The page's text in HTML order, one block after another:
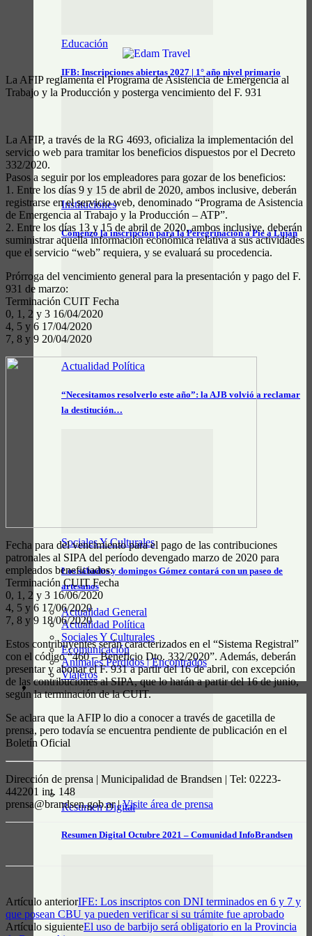
Educación
IFB: Inscripciones abiertas 2027 | 1° año nivel primario
Instituciones
Comenzó la inscripción para la Peregrinación a Pie a Luján
Actualidad Política
“Necesitamos resolverlo este año”: la AJB volvió a reclamar
la destitución…
Sociales Y Culturales
Los sábados y domingos Gómez contará con un paseo de
artesanos
Actualidad General
Actualidad Política
Sociales Y Culturales
Ecomunicación
Animales Perdidos | Encontrados
Viajeros
RESUMEN DIGITAL
Resumen Digital
Resumen Digital Octubre 2021 – Comunidad InfoBrandsen
La AFIP reglamenta el Programa de Asistencia de Emergencia al
Trabajo y la Producción y posterga vencimiento del F. 931
La AFIP, a través de la RG 4693, oficializa la implementación del
servicio web para tramitar los beneficios dispuestos por el Decreto
332/2020.
Pasos a seguir por los empleadores para gozar de los beneficios:
1. Entre los días 9 y 15 de abril de 2020, ambos inclusive, deberán
registrarse en el servicio web, denominado “Programa de Asistencia
de Emergencia al Trabajo y la Producción – ATP”.
2. Entre los días 13 y 15 de abril de 2020, ambos inclusive, deberán
suministrar aquella información económica relativa a sus actividades
que el servicio “web” requiera, y se evaluará su procedencia.
Prórroga del vencimiento general para la presentación y pago del F.
931 de marzo:
Terminación CUIT Fecha
0, 1, 2 y 3 16/04/2020
4, 5 y 6 17/04/2020
7, 8 y 9 20/04/2020
Fecha para del vencimiento para el pago de las contribuciones
patronales al SIPA del período devengado marzo de 2020 para
empleados beneficiados:
Terminación CUIT Fecha
0, 1, 2 y 3 16/06/2020
4, 5 y 6 17/06/2020
7, 8 y 9 18/06/2020
Estos contribuyentes serán caracterizados en el “Sistema Registral”
con el código “460 – Beneficio Dto. 332/2020”. Además, deberán
presentar y abonar el F. 931 a partir del 16 de abril, con excepción
de las contribuciones al SIPA, que lo harán a partir del 16 de junio,
según la terminación de la CUIT.
Se aclara que la AFIP lo dio a conocer a través de gacetilla de
prensa, pero todavía se encuentra pendiente de publicación en el
Boletín Oficial
Dirección de prensa | Municipalidad de Brandsen | Tel: 02223-
442201 int. 148
prensa@brandsen.gob.ar |Visite área de prensa
Artículo anteriorIFE: Los inscriptos con DNI terminados en 6 y 7 y
que posean CBU ya pueden verificar si su trámite fue aprobado
Artículo siguienteEl uso de barbijo será obligatorio en la Provincia